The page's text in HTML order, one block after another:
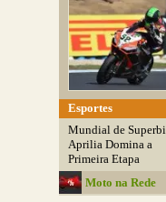
Esportes
Mundial de
Aprilia Domina a
Primeira Etapa
Moto na Rede